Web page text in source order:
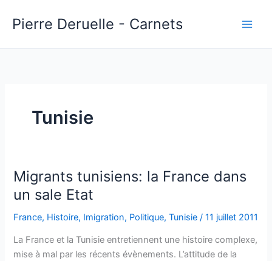
Pierre Deruelle - Carnets
Tunisie
Migrants tunisiens: la France dans
un sale Etat
France, Histoire, Imigration, Politique,Tunisie /11 juillet 2011
La France et la Tunisie entretiennent une histoire complexe,
mise à mal par les récents évènements. L’attitude de la